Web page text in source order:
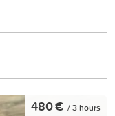
480 € / 3 hours